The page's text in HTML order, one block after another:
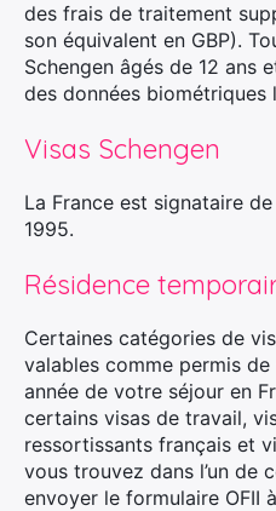
des frais de traitement
son équivalent en GBP).
Schengen âgés de 12 ans
des données
Visas Schengen
La France est signataire
1995.
Résidence
Certaines catégories de
valables comme permis
année de votre séjour en
certains visas de travail,
ressortissants français et
vous trouvez dans l’un de
envoyer le formulaire OFII